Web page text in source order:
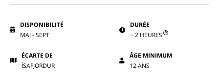
DISPONIBILITÉ
MAI - SEPT
DURÉE
~ 2 HEURES
ÉCARTE DE
ÍSAFJORDUR
ÂGE MINIMUM
12 ANS